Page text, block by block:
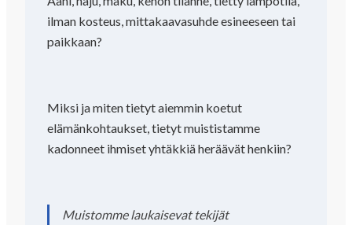
ilman kosteus, mittakaavasuhde esineeseen tai
paikkaan?
Miksi ja miten tietyt aiemmin koetut
elämänkohtaukset, tietyt muististamme
kadonneet ihmiset yhtäkkiä heräävät henkiin?
Muistomme laukaisevat tekijät